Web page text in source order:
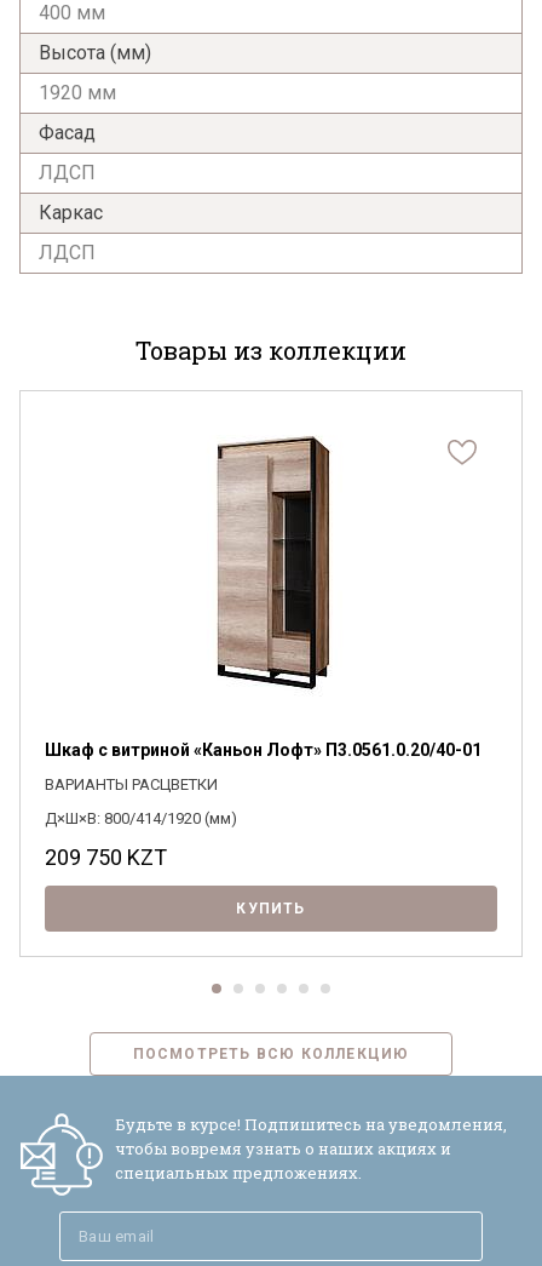
Я ознакомлен сПолитикой
обработки персональных данных и
400 мм
Высота (мм)
1920 мм
Фасад
ЛДСП
Каркас
ЛДСП
Товары из коллекции
Шкаф с витриной «Каньон Лофт» П3.0561.0.20/40-01
ВАРИАНТЫ РАСЦВЕТКИ
Д×Ш×В: 800/414/1920 (мм)
209 750 KZT
КУПИТЬ
ПОСМОТРЕТЬ ВСЮ КОЛЛЕКЦИЮ
Будьте в курсе! Подпишитесь на уведомления,
чтобы вовремя узнать о наших акциях и
специальных предложениях.